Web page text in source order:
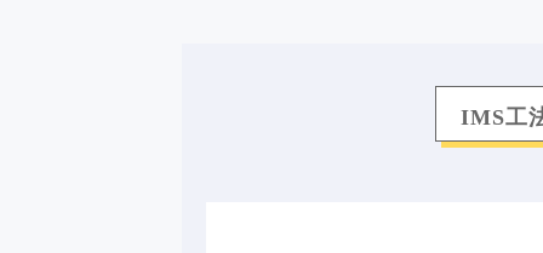
IMS工